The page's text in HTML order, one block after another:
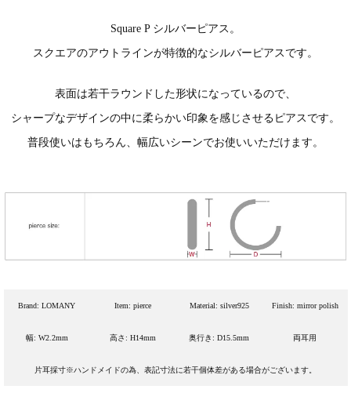
Square P シルバーピアス。
スクエアのアウトラインが特徴的なシルバーピアスです。
表面は若干ラウンドした形状になっているので、
シャープなデザインの中に柔らかい印象を感じさせるピアスです。
普段使いはもちろん、幅広いシーンでお使いいただけます。
Brand: LOMANY Item: pierce Material: silver925 Finish: mirror polish
幅: W2.2mm 高さ: H14mm 奥行き: D15.5mm 両耳用
片耳採寸※ハンドメイドの為、表記寸法に若干個体差がある場合がございます。